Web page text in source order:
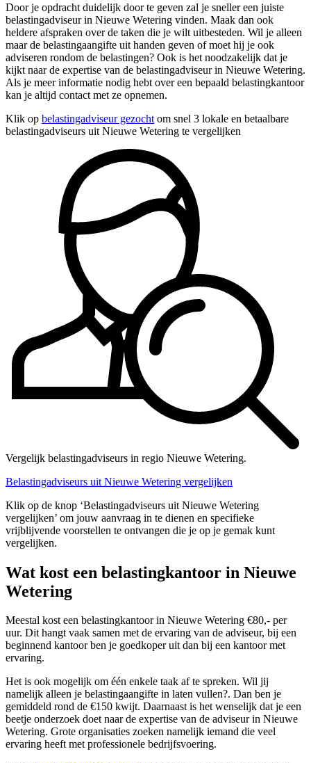
Door je opdracht duidelijk door te geven zal je sneller een juiste
belastingadviseur in Nieuwe Wetering vinden. Maak dan ook
heldere afspraken over de taken die je wilt uitbesteden. Wil je alleen
maar de belastingaangifte uit handen geven of moet hij je ook
adviseren rondom de belastingen? Ook is het noodzakelijk dat je
kijkt naar de expertise van de belastingadviseur in Nieuwe Wetering.
Als je meer informatie nodig hebt over een bepaald belastingkantoor
kan je altijd contact met ze opnemen.
Klik op belastingadviseur gezocht om snel 3 lokale en betaalbare
belastingadviseurs uit Nieuwe Wetering te vergelijken
Vergelijk belastingadviseurs in regio Nieuwe Wetering.
Belastingadviseurs uit Nieuwe Wetering vergelijken
Klik op de knop ‘Belastingadviseurs uit Nieuwe Wetering
vergelijken’ om jouw aanvraag in te dienen en specifieke
vrijblijvende voorstellen te ontvangen die je op je gemak kunt
vergelijken.
Wat kost een belastingkantoor in Nieuwe
Wetering
Meestal kost een belastingkantoor in Nieuwe Wetering €80,- per
uur. Dit hangt vaak samen met de ervaring van de adviseur, bij een
beginnend kantoor ben je goedkoper uit dan bij een kantoor met
ervaring.
Het is ook mogelijk om één enkele taak af te spreken. Wil jij
namelijk alleen je belastingaangifte in laten vullen?. Dan ben je
gemiddeld rond de €150 kwijt. Daarnaast is het wenselijk dat je een
beetje onderzoek doet naar de expertise van de adviseur in Nieuwe
Wetering. Grote organisaties zoeken namelijk iemand die veel
ervaring heeft met professionele bedrijfsvoering.